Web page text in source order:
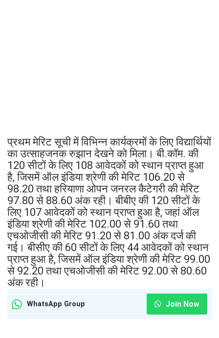
प्रथम मेरिट सूची में विभिन्न कार्यक्रमों के लिए विद्यार्थियों
का उत्साहजनक रुझान देखने को मिला। बी.कॉम. की
120 सीटों के लिए 108 आवेदकों को स्थान प्राप्त हुआ
है, जिसमें ऑल इंडिया श्रेणी की मेरिट 106.20 से
98.20 तथा हरियाणा ओपन जनरल कैटेगरी की मेरिट
97.80 से 88.60 अंक रही। बीबीए की 120 सीटों के
लिए 107 आवेदकों को स्थान प्राप्त हुआ है, जहां ऑल
इंडिया श्रेणी की मेरिट 102.00 से 91.60 तथा
एचओजीसी की मेरिट 91.20 से 81.00 अंक दर्ज की
गई। बीसीए की 60 सीटों के लिए 44 आवेदकों को स्थान
प्राप्त हुआ है, जिसमें ऑल इंडिया श्रेणी की मेरिट 99.00
से 92.20 तथा एचओजीसी की मेरिट 92.00 से 80.60
अंक रही।
WhatsApp Group Join Now